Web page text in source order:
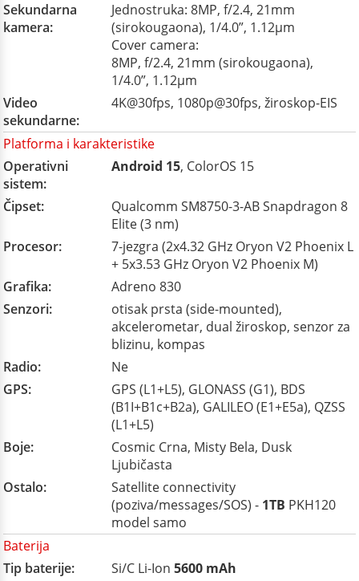
Sekundarna
kamera:
Jednostruka: 8MP, f/2.4, 21mm
(sirokougaona), 1/4.0”, 1.12µm
Cover camera:
8MP, f/2.4, 21mm (sirokougaona),
1/4.0”, 1.12µm
Video
sekundarne:
4K@30fps, 1080p@30fps, žiroskop-EIS
Platforma i karakteristike
Operativni
sistem:
Android 15, ColorOS 15
Čipset:
Qualcomm SM8750-3-AB Snapdragon 8
Elite (3 nm)
Procesor:
7-jezgra (2x4.32 GHz Oryon V2 Phoenix L
+ 5x3.53 GHz Oryon V2 Phoenix M)
Grafika:
Adreno 830
Senzori:
otisak prsta (side-mounted),
akcelerometar, dual žiroskop, senzor za
blizinu, kompas
Radio:
Ne
GPS:
GPS (L1+L5), GLONASS (G1), BDS
(B1I+B1c+B2a), GALILEO (E1+E5a), QZSS
(L1+L5)
Boje:
Cosmic Crna, Misty Bela, Dusk
Ljubičasta
Ostalo:
Satellite connectivity
(poziva/messages/SOS) - 1TB PKH120
model samo
Baterija
Tip baterije:
Si/C Li-Ion 5600 mAh